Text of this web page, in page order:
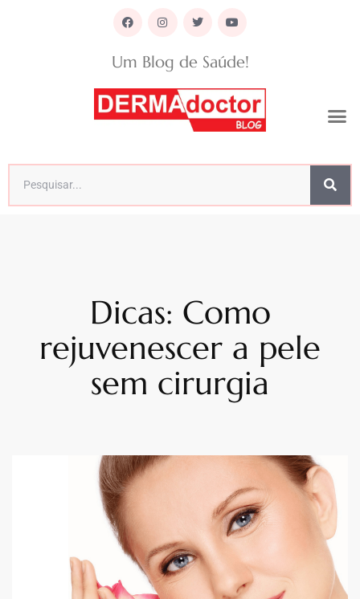
Um Blog de Saúde!
Dicas: Como
rejuvenescer a pele
sem cirurgia